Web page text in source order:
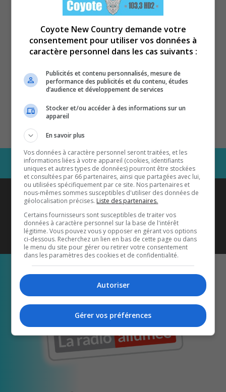
Coyote New Countryest diffusé
également sur1033 HD2
Écoutez-nous aussi sur…
Coyote New Country demande votre
consentement pour utiliser vos données à
caractère personnel dans les cas suivants :
Publicités et contenu personnalisés, mesure de
performance des publicités et du contenu, études
d’audience et développement de services
Stocker et/ou accéder à des informations sur un
appareil
En savoir plus
Vos données à caractère personnel seront traitées, et les
informations liées à votre appareil (cookies, identifiants
uniques et autres types de données) pourront être stockées
et consultées par 66 partenaires, ainsi que partagées avec lui,
ou utilisées spécifiquement par ce site. Nos partenaires et
nous-mêmes sommes susceptibles d'utiliser des données de
géolocalisation précises. Liste des partenaires.
Certains fournisseurs sont susceptibles de traiter vos
données à caractère personnel sur la base de l'intérêt
légitime. Vous pouvez vous y opposer en gérant vos options
ci-dessous. Recherchez un lien en bas de cette page ou dans
le menu du site pour gérer ou retirer votre consentement
dans les paramètres des cookies et de confidentialité.
Autoriser
Gérer vos préférences